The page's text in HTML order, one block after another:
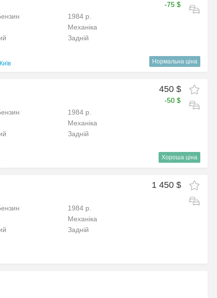
-75 $
1984 р.
Механіка
Задній
Нормальна ціна
450 $
-50 $
1984 р.
Механіка
Задній
Хороша ціна
1 450 $
1984 р.
Механіка
Задній